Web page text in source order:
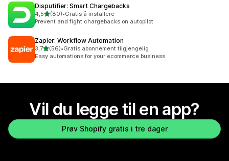
Disputifier: Smart Chargebacks
4,5av 5 stjerner
(80)
Totalt 80 omtaler
•Gratis å installere
Prevent and fight chargebacks on autopilot
Zapier: Workflow Automation
3,7av 5 stjerner
(56)
Totalt 56 omtaler
•Gratis abonnement tilgjengelig
Easy automations for your ecommerce business.
Vil du legge til en app?
Prøv Shopify gratis i tre dager